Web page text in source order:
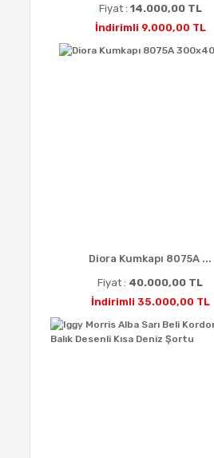
Fiyat : 14.000,00 TL
İndirimli 9.000,00 TL
Diora Kumkapı 8075A ...
Fiyat : 40.000,00 TL
İndirimli 35.000,00 TL